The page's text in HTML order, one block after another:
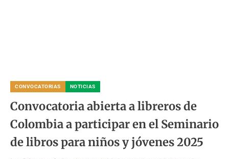
CONVOCATORIAS NOTICIAS
Convocatoria abierta a libreros de
Colombia a participar en el Seminario
de libros para niños y jóvenes 2025